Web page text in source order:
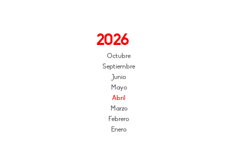
2026
Octubre
Septiembre
Junio
Mayo
Abril
Marzo
Febrero
Enero